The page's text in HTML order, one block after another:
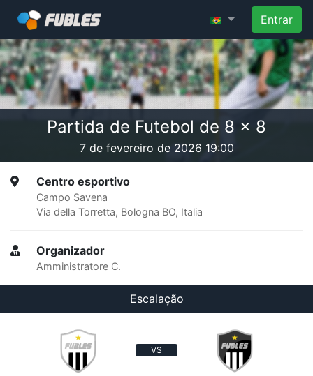
Entrar
Partida de Futebol de 8 x 8
7 de fevereiro de 2026 19:00
Centro esportivo
Campo Savena
Via della Torretta, Bologna BO, Italia
Organizador
Amministratore C.
Escalação
VS